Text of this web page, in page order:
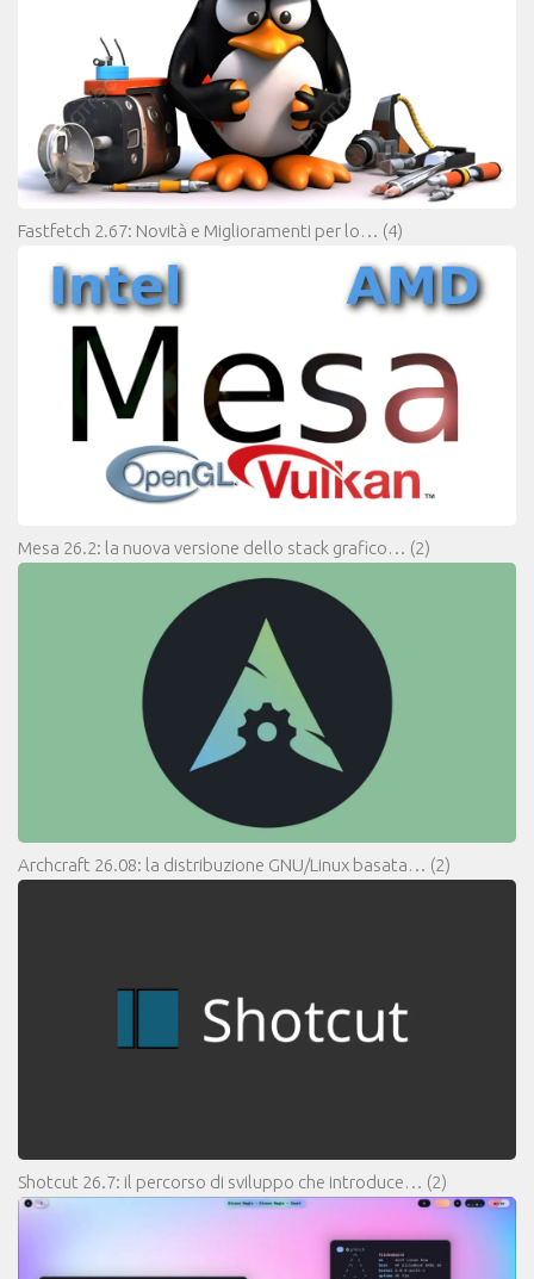
Fastfetch 2.67: Novità e Miglioramenti per lo… (4)
Mesa 26.2: la nuova versione dello stack grafico… (2)
Archcraft 26.08: la distribuzione GNU/Linux basata… (2)
Shotcut 26.7: il percorso di sviluppo che introduce… (2)